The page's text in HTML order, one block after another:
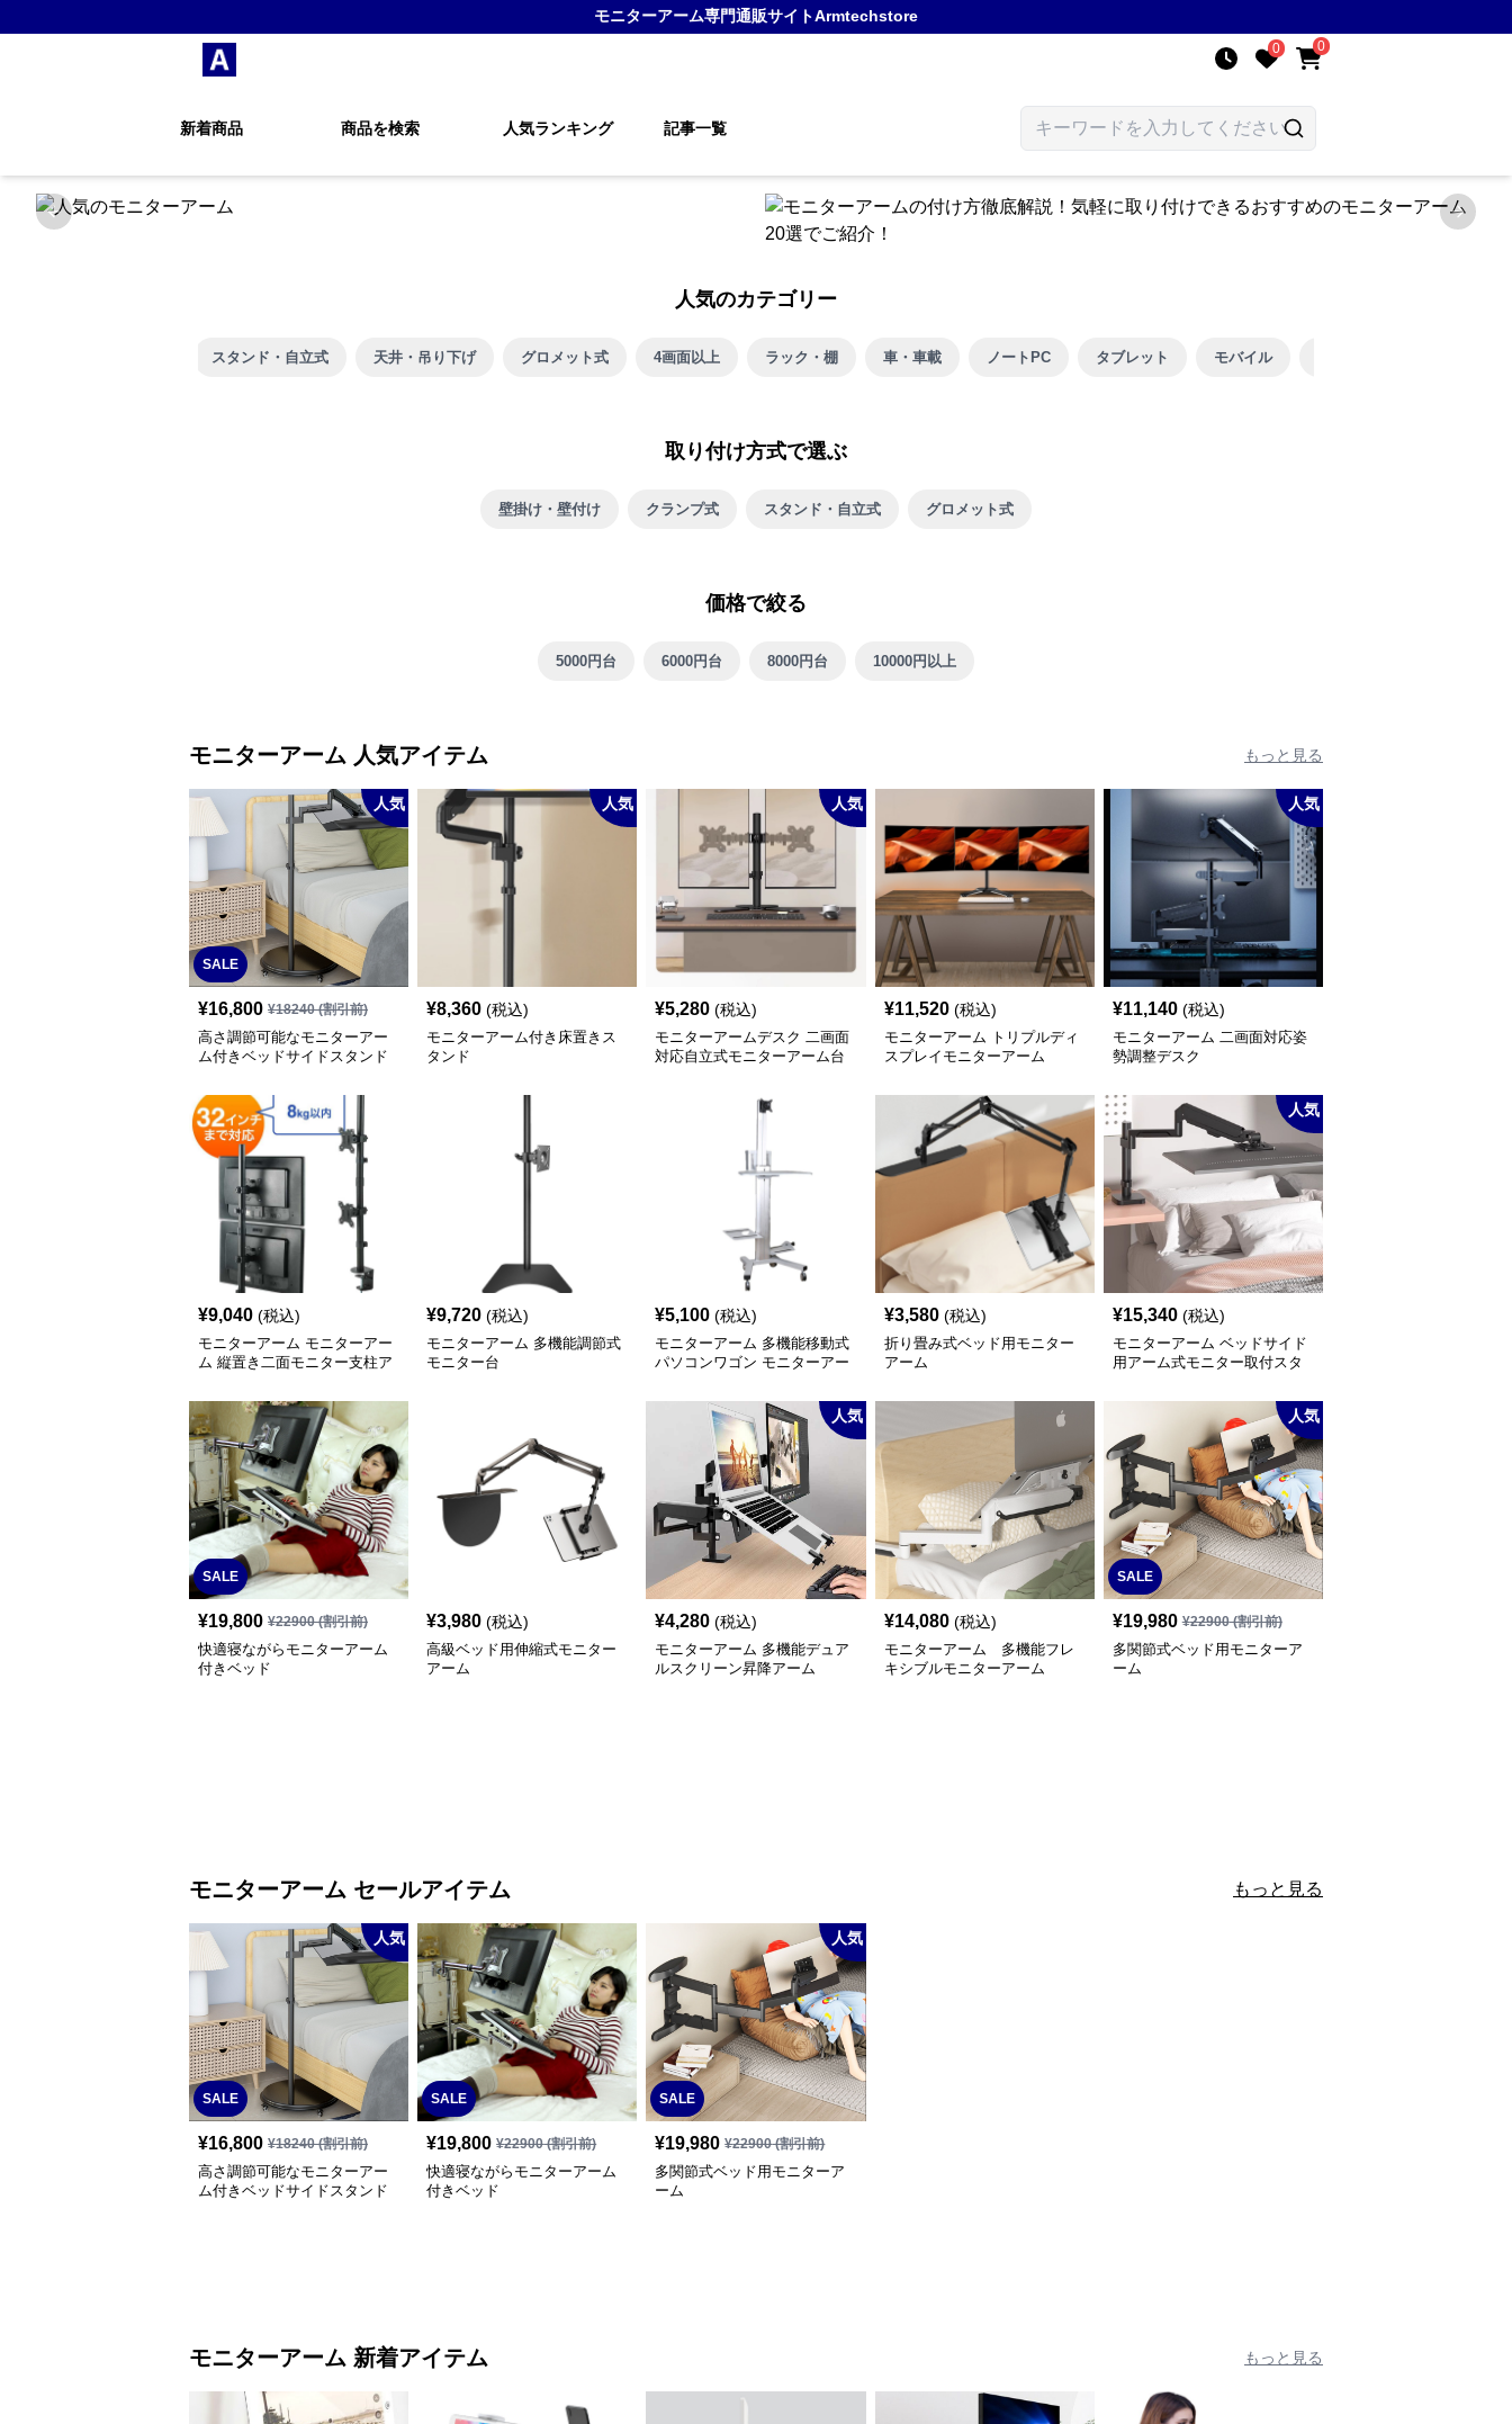
モニターアーム専門通販サイトArmtechstore
0 0
新着商品 商品を検索 人気ランキング 記事一覧
Previous slide Next
人気のカテゴリー
スタンド・自立式 天井・吊り下げ グロメット式 4画面以上 ラック・棚 車・車載 ノートPC タブレット モバイル
取り付け方式で選ぶ
壁掛け・壁付け クランプ式 スタンド・自立式 グロメット式
価格で絞る
5000円台 6000円台 8000円台 10000円以上
モニターアーム 人気アイテム もっと見る
SALE
人気
¥16,800 ¥18240(割引前)
高さ調節可能なモニターアー
ム付きベッドサイドスタンド
人気
¥8,360 (税込)
モニターアーム付き床置きス
タンド
人気
¥5,280 (税込)
モニターアームデスク 二画面
対応自立式モニターアーム台
¥11,520 (税込)
モニターアーム トリプルディ
スプレイモニターアーム
人気
¥11,140 (税込)
モニターアーム 二画面対応姿
勢調整デスク
¥9,040 (税込)
モニターアーム モニターアー
ム 縦置き二面モニター支柱ア
¥9,720 (税込)
モニターアーム 多機能調節式
モニター台
¥5,100 (税込)
モニターアーム 多機能移動式
パソコンワゴン モニターアー
¥3,580 (税込)
折り畳み式ベッド用モニター
アーム
人気
¥15,340 (税込)
モニターアーム ベッドサイド
用アーム式モニター取付スタ
SALE
¥19,800 ¥22900(割引前)
快適寝ながらモニターアーム
付きベッド
¥3,980 (税込)
高級ベッド用伸縮式モニター
アーム
人気
¥4,280 (税込)
モニターアーム 多機能デュア
ルスクリーン昇降アーム
¥14,080 (税込)
モニターアーム 多機能フレ
キシブルモニターアーム
SALE
人気
¥19,980 ¥22900(割引前)
多関節式ベッド用モニターア
ーム
モニターアーム セールアイテム もっと見る
SALE
人気
¥16,800 ¥18240(割引前)
高さ調節可能なモニターアー
ム付きベッドサイドスタンド
SALE
¥19,800 ¥22900(割引前)
快適寝ながらモニターアーム
付きベッド
SALE
人気
¥19,980 ¥22900(割引前)
多関節式ベッド用モニターア
ーム
モニターアーム 新着アイテム もっと見る